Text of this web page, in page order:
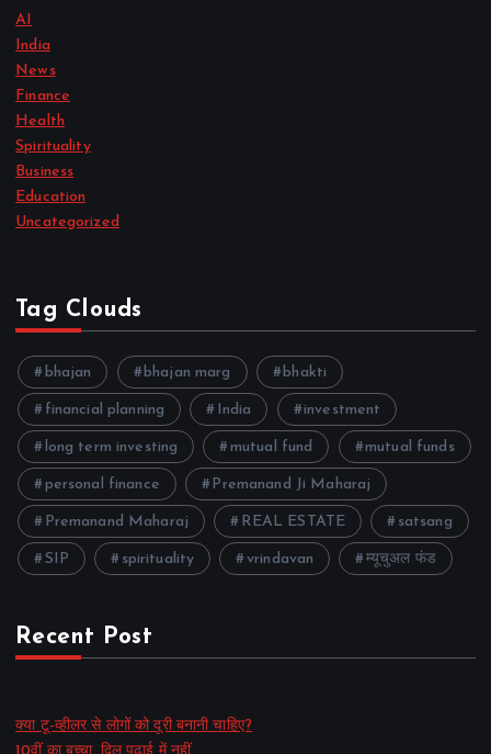
AI
India
News
Finance
Health
Spirituality
Business
Education
Uncategorized
Tag Clouds
bhajan bhajan marg bhakti
financial planning India investment
long term investing mutual fund mutual funds
personal finance Premanand Ji Maharaj
Premanand Maharaj REAL ESTATE satsang
SIP spirituality vrindavan म्यूचुअल फंड
Recent Post
क्या टू-व्हीलर से लोगों को दूरी बनानी चाहिए?